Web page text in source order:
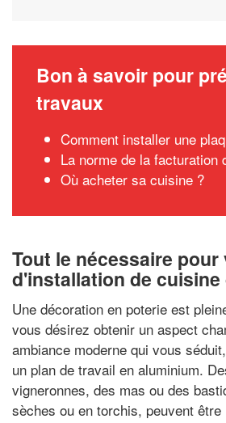
Bon à savoir pour
travaux
Comment installer une
La norme de la facturation
Où acheter sa cuisine ?
Tout le nécessaire
d'installation de cuisine
Une décoration en poterie est
vous désirez obtenir un aspect
ambiance moderne qui vous
un plan de travail en aluminium.
vigneronnes, des mas ou des
sèches ou en torchis, peuvent